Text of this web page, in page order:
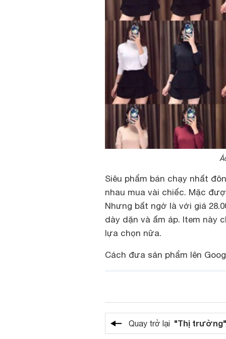
Siêu phẩm bán chạy nhất
nhau mua vài chiếc. Mặc
Nhưng bất ngờ là với giá
dày dặn và ấm áp. Item này
lựa chọn nữa.
Cách đưa sản phẩm lên
Quay trở lại "Thị trường"